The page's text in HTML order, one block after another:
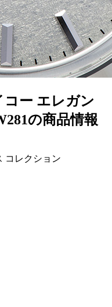
ー エレガン
の商品情報
コレクション